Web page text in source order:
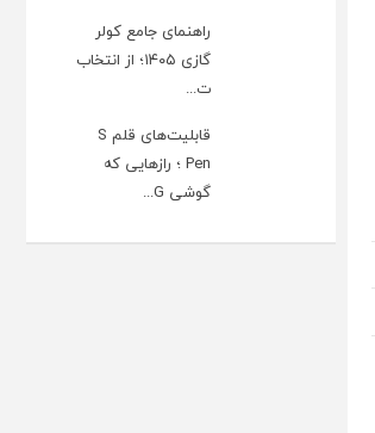
راهنمای جامع کولر
گازی ۱۴۰۵؛ از انتخاب
ت...
قابلیت‌های قلم S
Pen ؛ رازهایی که
گوشی G...